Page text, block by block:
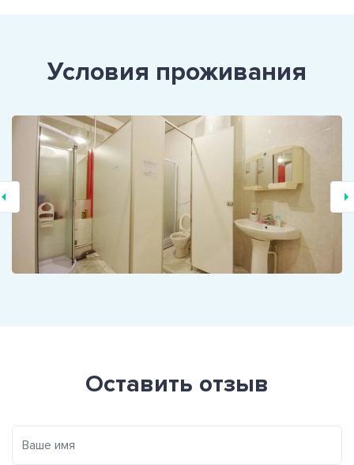
Условия проживания
Оставить отзыв